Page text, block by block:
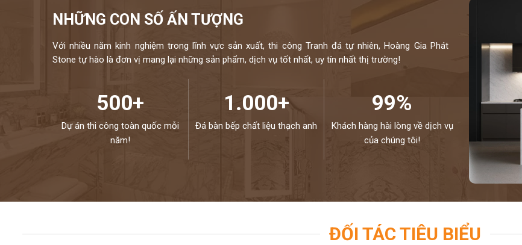
NHỮNG CON SỐ ẤN TƯỢNG
Với nhiều năm kinh nghiệm trong lĩnh vực sản xuất, thi công Tranh đá tự nhiên, Hoàng Gia Phát
Stone tự hào là đơn vị mang lại những sản phẩm, dịch vụ tốt nhất, uy tín nhất thị trường!
500+
Dự án thi công toàn quốc mỗi
năm!
1.000+
Đá bàn bếp chất liệu thạch anh
99%
Khách hàng hài lòng về dịch vụ
của chúng tôi!
ĐỐI TÁC TIÊU BIỂU